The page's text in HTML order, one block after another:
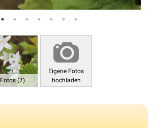
Fotos (7)
Eigene Fotos
hochladen